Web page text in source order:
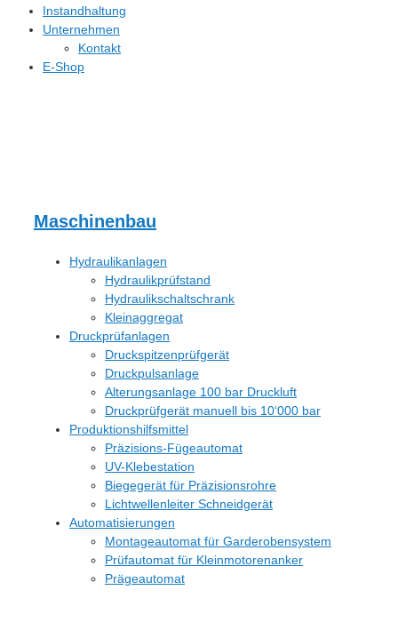
Instandhaltung
Unternehmen
Kontakt
E-Shop
Maschinenbau
Hydraulikanlagen
Hydraulikprüfstand
Hydraulikschaltschrank
Kleinaggregat
Druckprüfanlagen
Druckspitzenprüfgerät
Druckpulsanlage
Alterungsanlage 100 bar Druckluft
Druckprüfgerät manuell bis 10‘000 bar
Produktionshilfsmittel
Präzisions-Fügeautomat
UV-Klebestation
Biegegerät für Präzisionsrohre
Lichtwellenleiter Schneidgerät
Automatisierungen
Montageautomat für Garderobensystem
Prüfautomat für Kleinmotorenanker
Prägeautomat